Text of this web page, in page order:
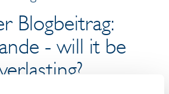
Blogbeitrag:
- will it be